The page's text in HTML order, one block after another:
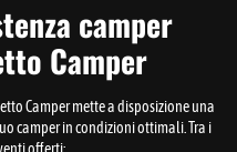
camper
Camper
Camper mette a disposizione una
camper in condizioni ottimali. Tra i